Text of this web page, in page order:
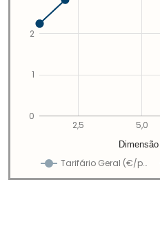
Tarifário Geral (€/p…
2,5 5,0
0
1
2